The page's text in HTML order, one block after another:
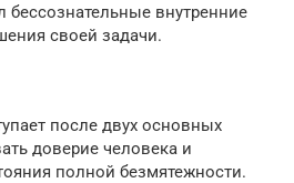
бессознательные внутренние
своей задачи.
после двух основных
доверие человека и
полной безмятежности.